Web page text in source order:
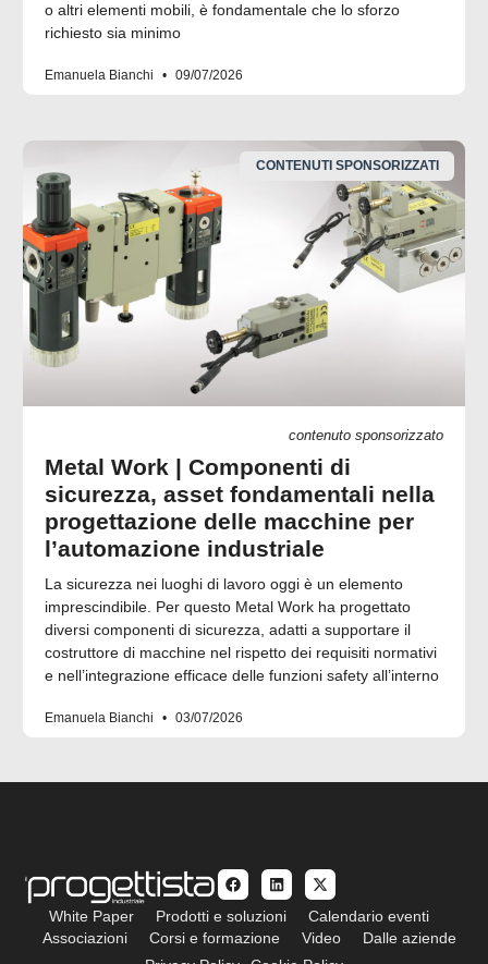
o altri elementi mobili, è fondamentale che lo sforzo
richiesto sia minimo
Emanuela Bianchi 09/07/2026
CONTENUTI SPONSORIZZATI
contenuto sponsorizzato
Metal Work | Componenti di
sicurezza, asset fondamentali nella
progettazione delle macchine per
l’automazione industriale
La sicurezza nei luoghi di lavoro oggi è un elemento
imprescindibile. Per questo Metal Work ha progettato
diversi componenti di sicurezza, adatti a supportare il
costruttore di macchine nel rispetto dei requisiti normativi
e nell’integrazione efficace delle funzioni safety all’interno
Emanuela Bianchi 03/07/2026
White Paper Prodotti e soluzioni
Calendario eventi
Associazioni
Corsi e formazione Video
Dalle aziende